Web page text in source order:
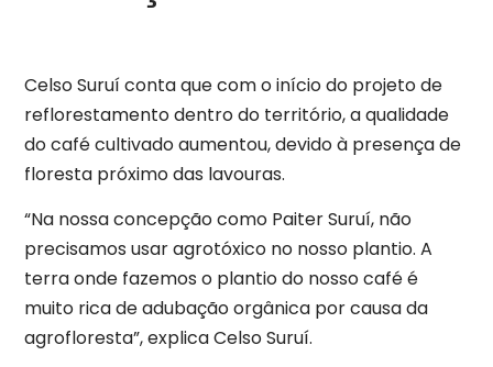
Celso Suruí conta que com o início do projeto de
reflorestamento dentro do território, a qualidade
do café cultivado aumentou, devido à presença de
floresta próximo das lavouras.
“Na nossa concepção como Paiter Suruí, não
precisamos usar agrotóxico no nosso plantio. A
terra onde fazemos o plantio do nosso café é
muito rica de adubação orgânica por causa da
agrofloresta”, explica Celso Suruí.